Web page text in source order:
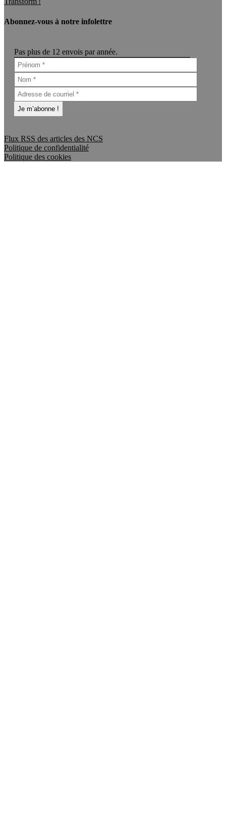
Abonnez-vous à notre infolettre
Pas plus de 12 envois par année.
Flux RSS des articles des NCS
Politique de confidentialité
Politique des cookies